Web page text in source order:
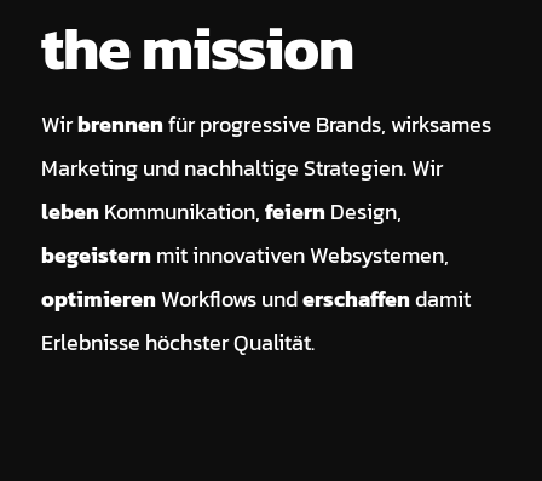
the mission
Wirbrennenfür progressive Brands, wirksames
Marketing und nachhaltige Strategien. Wir
lebenKommunikation,feiernDesign,
begeisternmit innovativen Websystemen,
optimierenWorkflows underschaffendamit
Erlebnisse höchster Qualität.